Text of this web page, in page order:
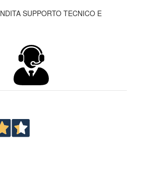
SUPPORTO TECNICO E